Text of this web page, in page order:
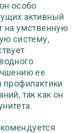
особо
активный
на умственную
систему,
ее
профилактики
так как он